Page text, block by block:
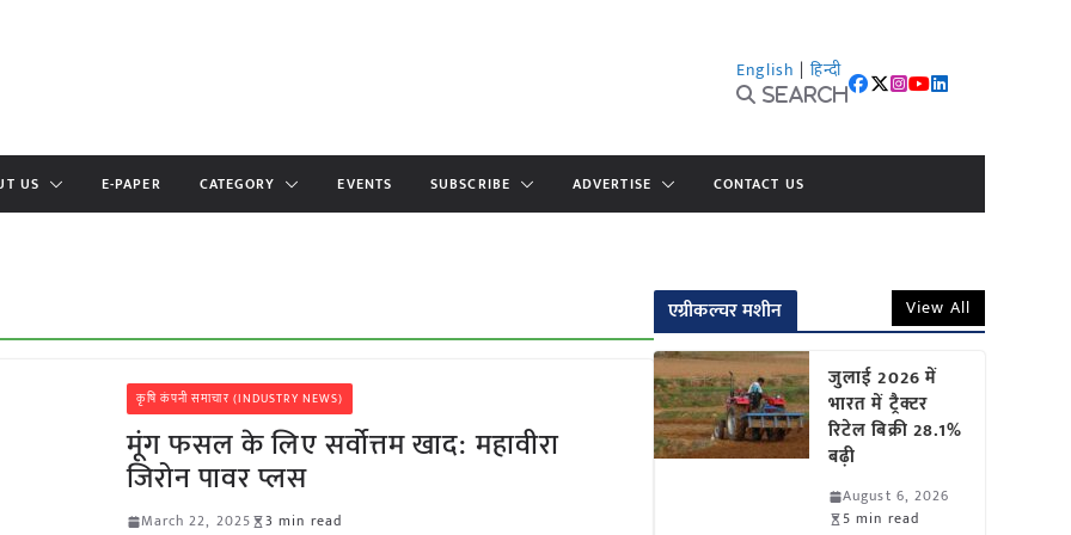
English | हिन्दी
Search
US E-PAPER CATEGORY EVENTS SUBSCRIBE ADVERTISE CONTACT US
कृषि कंपनी समाचार (INDUSTRY NEWS)
मूंग फसल के लिए सर्वोत्तम खाद: महावीरा
जिरोन पावर प्लस
March 22, 2025
3 min read
एग्रीकल्चर मशीन View All
जुलाई 2026 में
भारत में ट्रैक्टर
रिटेल बिक्री 28.1%
बढ़ी
August 6, 2026
5 min read